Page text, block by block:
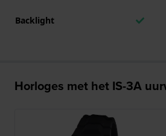
Backlight
Horloges met het IS-3A